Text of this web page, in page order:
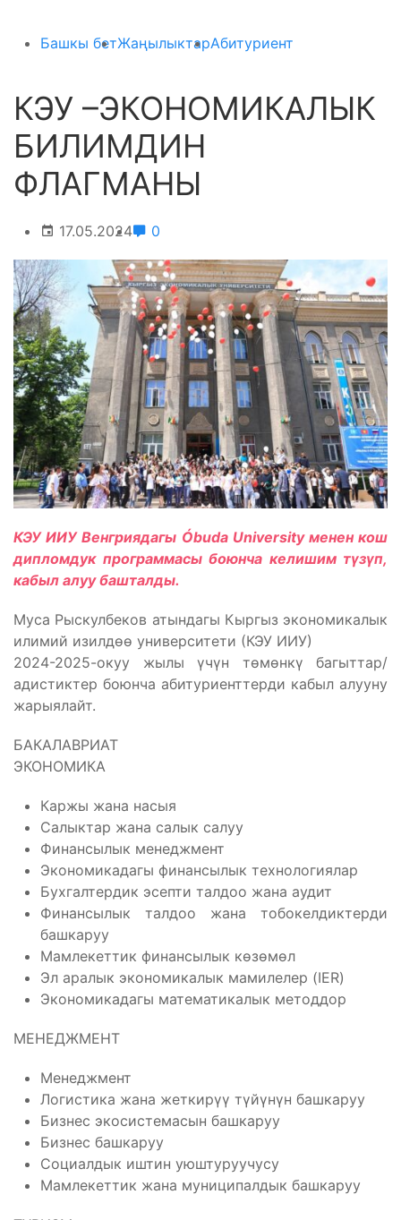
Башкы бетЖаңылыктарАбитуриент
КЭУ –ЭКОНОМИКАЛЫК
БИЛИМДИН
ФЛАГМАНЫ
17.05.2024 0
КЭУ ИИУ Венгриядагы Óbuda University менен кош
дипломдук программасы боюнча келишим түзүп,
кабыл алуу башталды.
Муса Рыскулбеков атындагы Кыргыз экономикалык
илимий изилдөө университети (КЭУ ИИУ)
2024-2025-окуу жылы үчүн төмөнкү багыттар/
адистиктер боюнча абитуриенттерди кабыл алууну
жарыялайт.
БАКАЛАВРИАТ
ЭКОНОМИКА
Каржы жана насыя
Салыктар жана салык салуу
Финансылык менеджмент
Экономикадагы финансылык технологиялар
Бухгалтердик эсепти талдоо жана аудит
Финансылык талдоо жана тобокелдиктерди
башкаруу
Мамлекеттик финансылык көзөмөл
Эл аралык экономикалык мамилелер (IER)
Экономикадагы математикалык методдор
МЕНЕДЖМЕНТ
Менеджмент
Логистика жана жеткирүү түйүнүн башкаруу
Бизнес экосистемасын башкаруу
Бизнес башкаруу
Социалдык иштин уюштуруучусу
Мамлекеттик жана муниципалдык башкаруу